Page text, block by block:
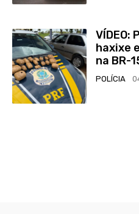
VÍDEO:
haxixe
na BR-
POLÍCIA